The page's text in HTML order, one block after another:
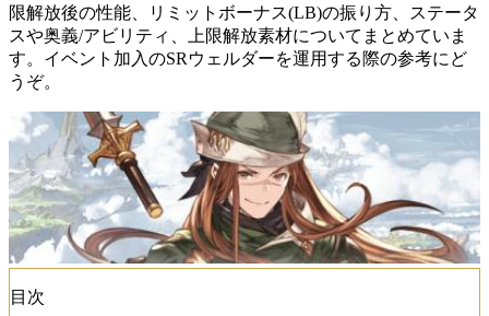
限解放後の性能、リミットボーナス(LB)の振り方、ステータ
スや奥義/アビリティ、上限解放素材についてまとめていま
す。イベント加入のSRウェルダーを運用する際の参考にど
うぞ。
目次